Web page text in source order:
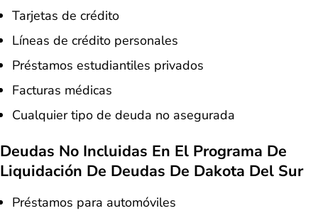
Tarjetas de crédito
Líneas de crédito personales
Préstamos estudiantiles privados
Facturas médicas
Cualquier tipo de deuda no asegurada
Deudas No Incluidas En El Programa De
Liquidación De Deudas De Dakota Del Sur
Préstamos para automóviles